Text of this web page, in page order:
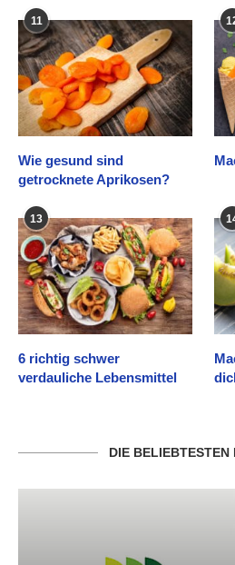
11
Wie gesund sind
getrocknete Aprikosen?
13
6 richtig schwer
verdauliche Lebensmittel
DIE BELIEBTESTEN